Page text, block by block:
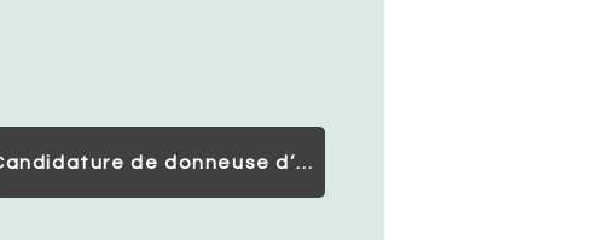
Candidature de donneuse d’ovules